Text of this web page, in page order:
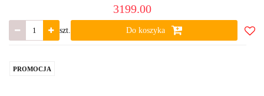
3199.00
szt. Do koszyka
PROMOCJA